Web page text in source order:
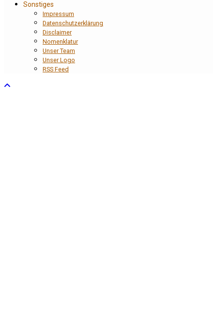
Sonstiges
Impressum
Datenschutzerklärung
Disclaimer
Nomenklatur
Unser Team
Unser Logo
RSS Feed